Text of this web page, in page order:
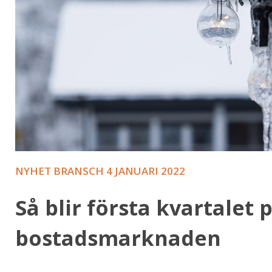
NYHET BRANSCH 4 JANUARI 2022
Så blir första kvartalet
bostadsmarknaden